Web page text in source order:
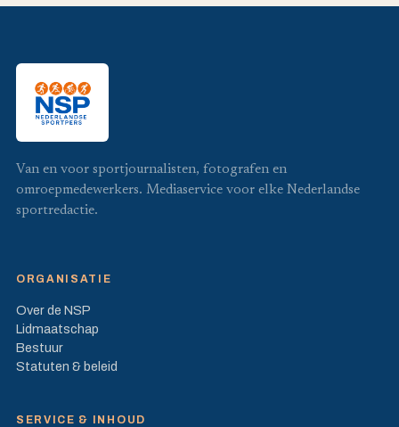
Van en voor sportjournalisten, fotografen en
omroepmedewerkers. Mediaservice voor elke Nederlandse
sportredactie.
ORGANISATIE
Over de NSP
Lidmaatschap
Bestuur
Statuten & beleid
SERVICE & INHOUD